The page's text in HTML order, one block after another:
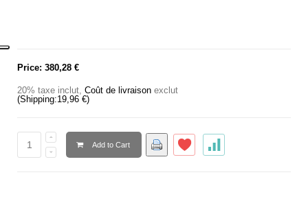
Price: 380,28 €
20% taxe inclut Coût de livraison exclut
(Shipping:19,96 €)
Add to Cart